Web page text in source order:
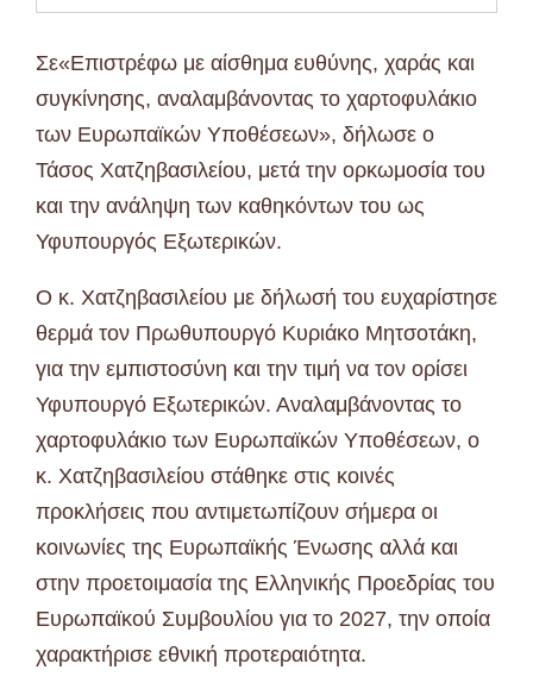
Σε«Επιστρέφω με αίσθημα ευθύνης, χαράς και
συγκίνησης, αναλαμβάνοντας το χαρτοφυλάκιο
των Ευρωπαϊκών Υποθέσεων», δήλωσε ο
Τάσος Χατζηβασιλείου, μετά την ορκωμοσία του
και την ανάληψη των καθηκόντων του ως
Υφυπουργός Εξωτερικών.
Ο κ. Χατζηβασιλείου με δήλωσή του ευχαρίστησε
θερμά τον Πρωθυπουργό Κυριάκο Μητσοτάκη,
για την εμπιστοσύνη και την τιμή να τον ορίσει
Υφυπουργό Εξωτερικών. Αναλαμβάνοντας το
χαρτοφυλάκιο των Ευρωπαϊκών Υποθέσεων, ο
κ. Χατζηβασιλείου στάθηκε στις κοινές
προκλήσεις που αντιμετωπίζουν σήμερα οι
κοινωνίες της Ευρωπαϊκής Ένωσης αλλά και
στην προετοιμασία της Ελληνικής Προεδρίας του
Ευρωπαϊκού Συμβουλίου για το 2027, την οποία
χαρακτήρισε εθνική προτεραιότητα.